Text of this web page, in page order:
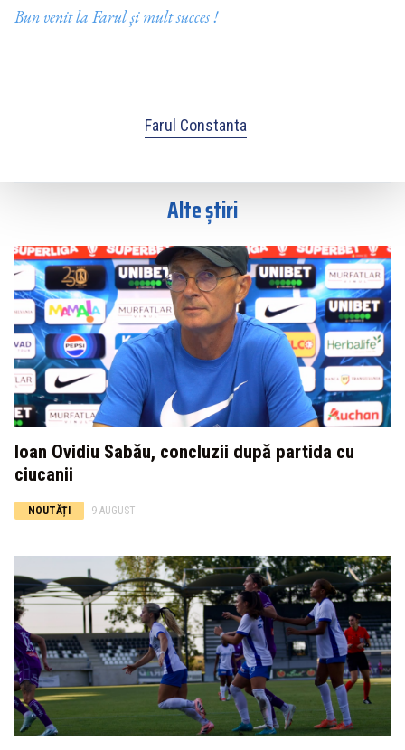
Bun venit la Farul și mult succes !
Farul Constanta
Alte știri
Ioan Ovidiu Sabău, concluzii după partida cu
ciucanii
NOUTĂȚI 9 AUGUST